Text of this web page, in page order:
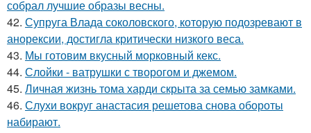
собрал лучшие образы весны.
42. Супруга Влада соколовского, которую подозревают в
анорексии, достигла критически низкого веса.
43. Мы готовим вкусный морковный кекс.
44. Слойки - ватрушки с творогом и джемом.
45. Личная жизнь тома харди скрыта за семью замками.
46. Слухи вокруг анастасия решетова снова обороты
набирают.